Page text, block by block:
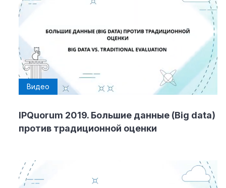
Видео
IPQuorum 2019. Большие данные (Big data)
против традиционной оценки